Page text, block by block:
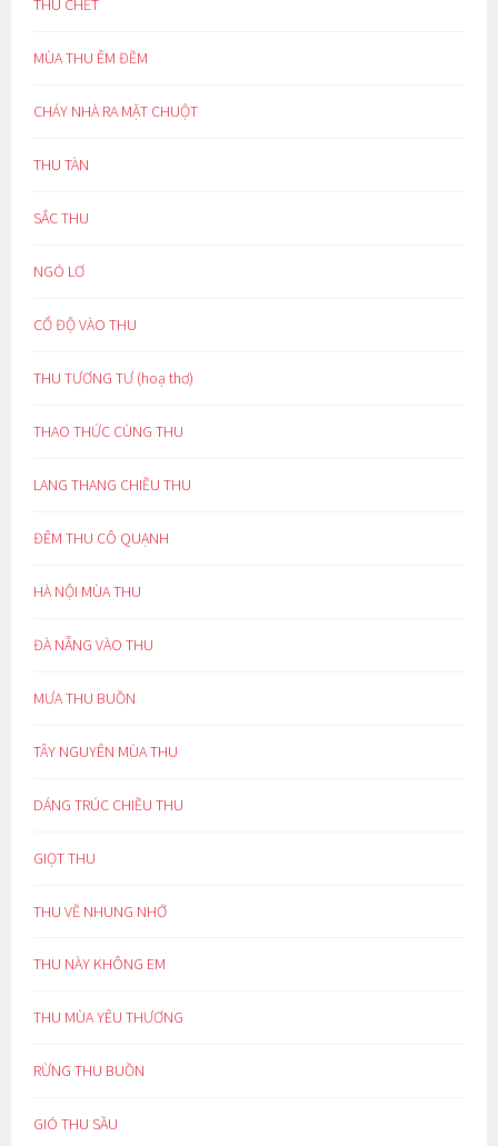
THU CHẾT
MÙA THU ÊM ĐỀM
CHÁY NHÀ RA MẶT CHUỘT
THU TÀN
SẮC THU
NGÓ LƠ
CỔ ĐỘ VÀO THU
THU TƯƠNG TƯ (hoạ thơ)
THAO THỨC CÙNG THU
LANG THANG CHIỀU THU
ĐÊM THU CÔ QUẠNH
HÀ NỘI MÙA THU
ĐÀ NẴNG VÀO THU
MƯA THU BUỒN
TÂY NGUYÊN MÙA THU
DÁNG TRÚC CHIỀU THU
GIỌT THU
THU VỀ NHUNG NHỚ
THU NÀY KHÔNG EM
THU MÙA YÊU THƯƠNG
RỪNG THU BUỒN
GIÓ THU SẦU